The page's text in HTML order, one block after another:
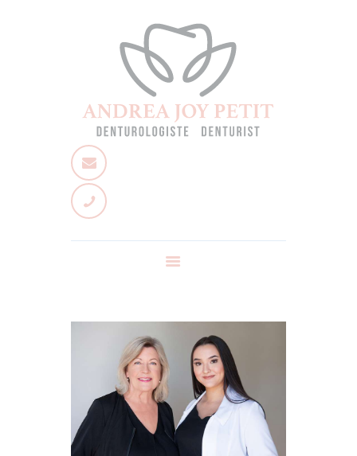
Accueil
À propos
Services
Équipe
Nous joindre
Poser une question
Nouvelles
EN